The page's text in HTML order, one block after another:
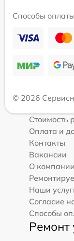
Способы оплаты
© 2026
Стоимость
Оплата и
Контакты
Вакансии
О компании
Наши
Согласие
Способы
Ремонт